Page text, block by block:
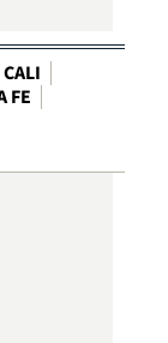
FE